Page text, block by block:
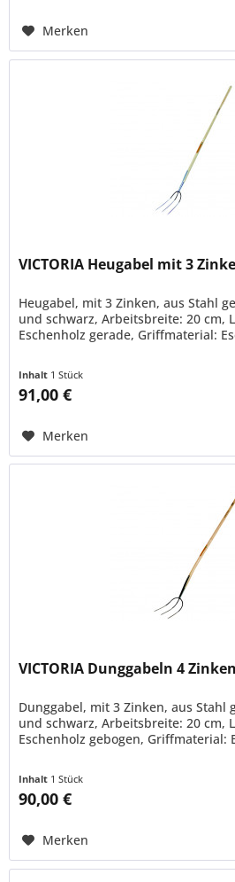
Merken
VICTORIA Heugabel mit 3
Heugabel, mit 3 Zinken, aus Stahl
und schwarz, Arbeitsbreite: 20 cm,
Eschenholz gerade, Griffmaterial:
Inhalt 1 Stück
91,00 €
Merken
VICTORIA Dunggabeln 4
Dunggabel, mit 3 Zinken, aus Stahl
und schwarz, Arbeitsbreite: 20 cm,
Eschenholz gebogen, Griffmaterial:
Inhalt 1 Stück
90,00 €
Merken